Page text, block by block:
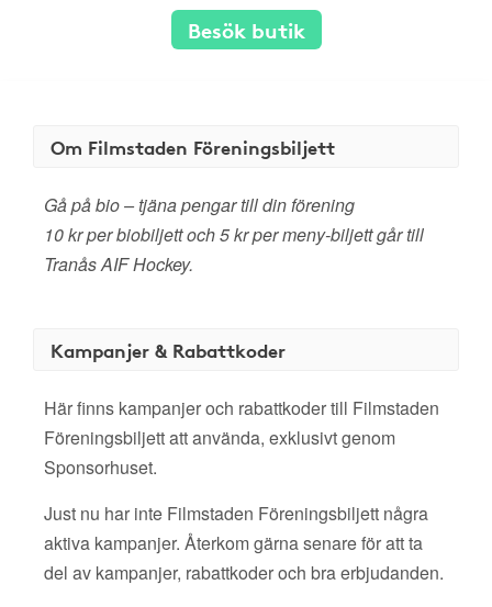
Besök butik
Om Filmstaden Föreningsbiljett
Gå på bio – tjäna pengar till din förening
10 kr per biobiljett och 5 kr per meny-biljett går till
Tranås AIF Hockey.
Kampanjer & Rabattkoder
Här finns kampanjer och rabattkoder till Filmstaden
Föreningsbiljett att använda, exklusivt genom
Sponsorhuset.
Just nu har inte Filmstaden Föreningsbiljett några
aktiva kampanjer. Återkom gärna senare för att ta
del av kampanjer, rabattkoder och bra erbjudanden.